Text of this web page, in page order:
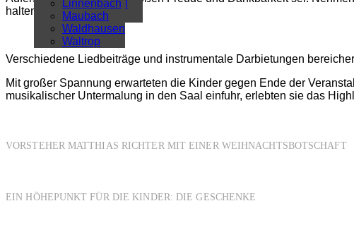
Überregional
Alle Artikel
Linnenbach
Maubach
Waldhausen
Waltrop
halten.
Verschiedene Liedbeiträge und instrumentale Darbietungen
Mit großer Spannung erwarteten die Kinder gegen Ende der
musikalischer Untermalung in den Saal einfuhr, erlebten sie das
VORSTEHER MATTHIAS RICHTER MIT EINER WEIHNACHTSBOTSCHAFT
EIN HÖHEPUNKT FÜR DIE KINDER: DIE GESCHENKE